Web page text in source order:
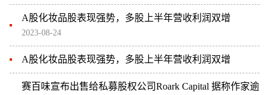
A股化妆品股表现强势，多股上半年营收利润双增
2023-08-24
A股化妆品股表现强势，多股上半年营收利润双增
赛百味宣布出售给私募股权公司Roark Capital 据称作家逾